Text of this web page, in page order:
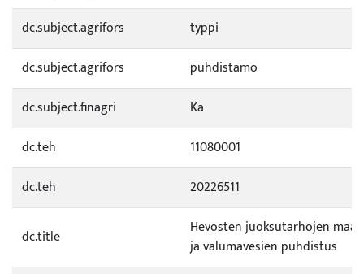
dc.subject.agrifors
typpi
dc.subject.agrifors
puhdistamo
dc.subject.finagri
Ka
dc.teh
11080001
dc.teh
20226511
dc.title
Hevosten juoksutarhojen
ja valumavesien puhdistus